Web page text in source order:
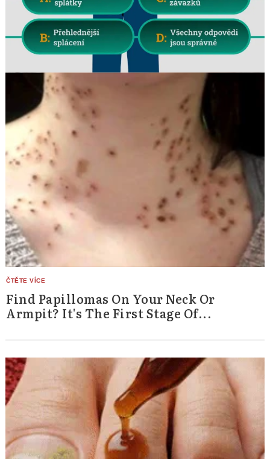
Find Papillomas On Your Neck Or
Armpit? It's The First Stage Of...